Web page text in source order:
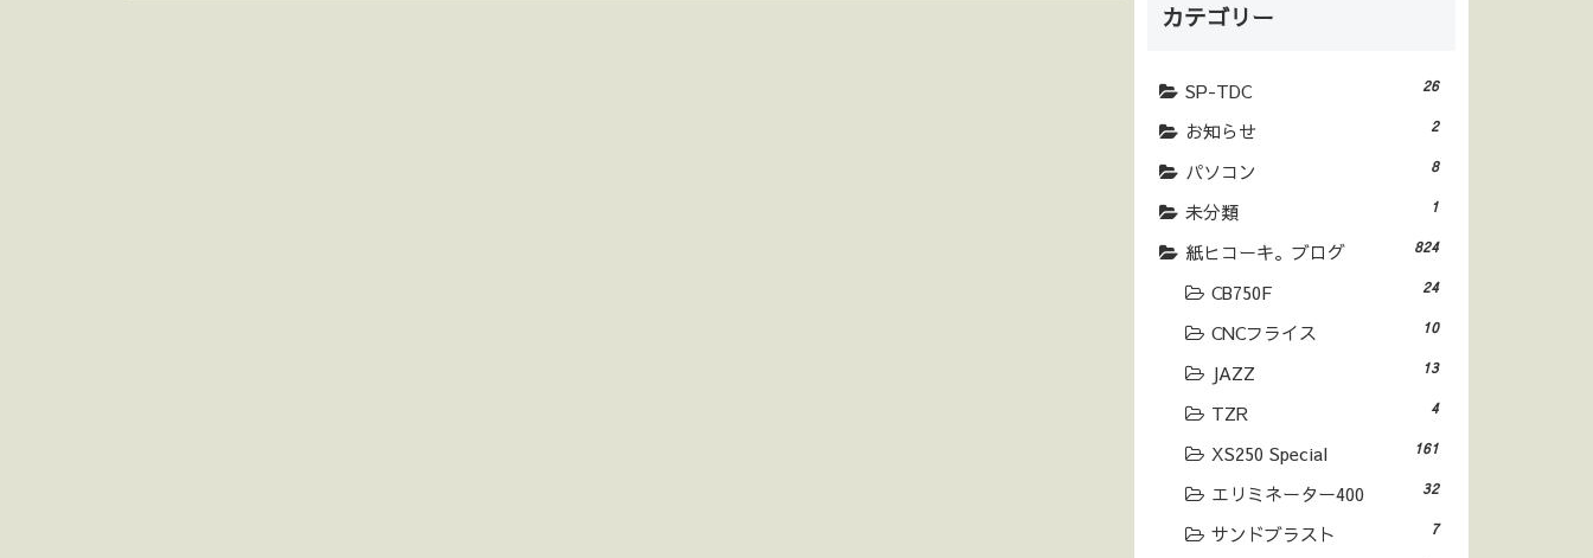
カテゴリー
SP-TDC 26
お知らせ 2
パソコン 8
未分類 1
紙ヒコーキ。ブログ 824
CB750F 24
CNCフライス 10
JAZZ 13
TZR 4
XS250 Special 161
エリミネーター400 32
サンドブラスト 7